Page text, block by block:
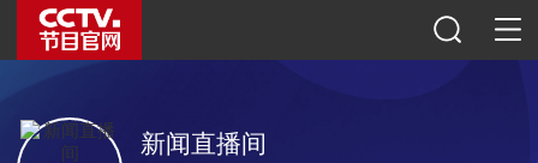
新闻直播间